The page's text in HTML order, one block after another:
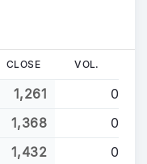
CLOSE VOL.
1,261
0
1,368
0
1,432
0